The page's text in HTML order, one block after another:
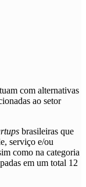
com alternativas
ao setor
brasileiras que
serviço e/ou
como na categoria
em um total 12